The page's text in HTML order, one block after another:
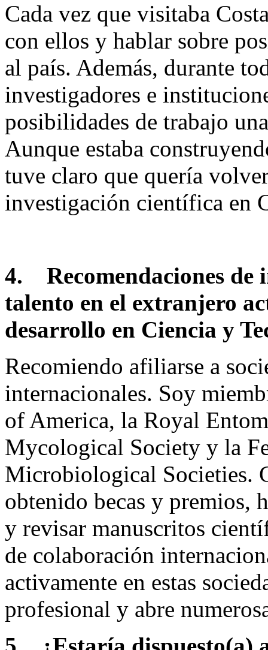
Cada vez que visitaba
con ellos y hablar sobre
al país. Además, durante
investigadores e
posibilidades de trabajo
Aunque estaba
tuve claro que quería
investigación científica en
4.
Recomendaciones
talento en el extranjero
desarrollo en Ciencia y
Recomiendo afiliarse a
internacionales. Soy
of America, la Royal
Mycological Society y la
Microbiological Societies.
obtenido becas y premios,
y revisar manuscritos
de colaboración
activamente en estas
profesional y abre